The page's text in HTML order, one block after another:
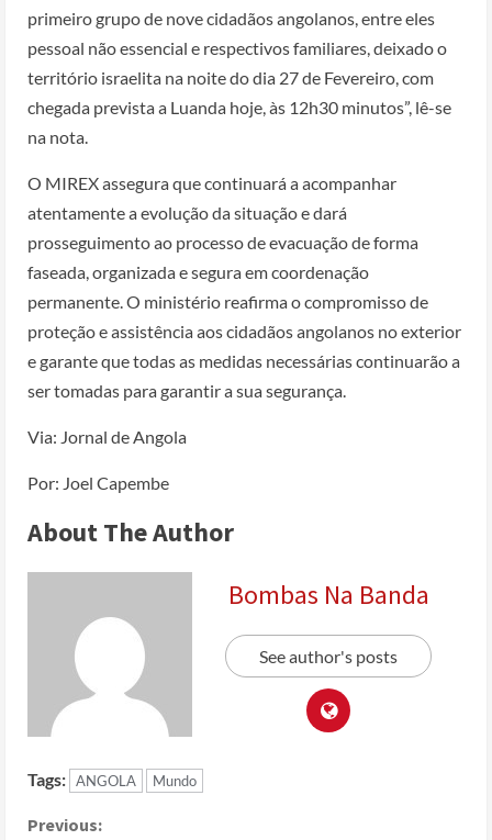
primeiro grupo de nove cidadãos angolanos, entre eles
pessoal não essencial e respectivos familiares, deixado o
território israelita na noite do dia 27 de Fevereiro, com
chegada prevista a Luanda hoje, às 12h30 minutos”, lê-se
na nota.
O MIREX assegura que continuará a acompanhar
atentamente a evolução da situação e dará
prosseguimento ao processo de evacuação de forma
faseada, organizada e segura em coordenação
permanente. O ministério reafirma o compromisso de
proteção e assistência aos cidadãos angolanos no exterior
e garante que todas as medidas necessárias continuarão a
ser tomadas para garantir a sua segurança.
Via: Jornal de Angola
Por: Joel Capembe
About The Author
Bombas Na Banda
See author's posts
Tags: ANGOLA Mundo
Previous: